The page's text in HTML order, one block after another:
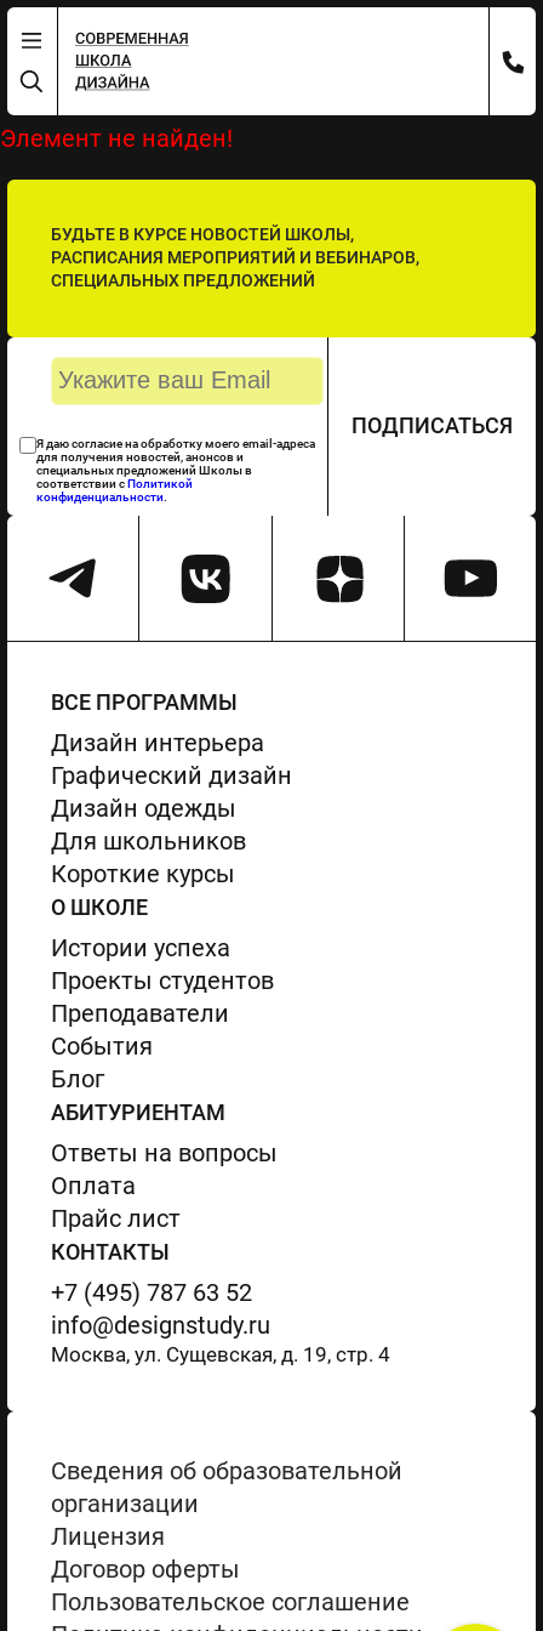
Элемент не найден!
БУДЬТЕ В КУРСЕ НОВОСТЕЙ ШКОЛЫ,
РАСПИСАНИЯ МЕРОПРИЯТИЙ И ВЕБИНАРОВ,
СПЕЦИАЛЬНЫХ ПРЕДЛОЖЕНИЙ
Я даю согласие на обработку моего email-адреса
для получения новостей, анонсов и
специальных предложений Школы в
соответствии с Политикой
конфиденциальности.
ПОДПИСАТЬСЯ
ВСЕ ПРОГРАММЫ
Дизайн интерьера
Графический дизайн
Дизайн одежды
Для школьников
Короткие курсы
О ШКОЛЕ
Истории успеха
Проекты студентов
Преподаватели
События
Блог
АБИТУРИЕНТАМ
Ответы на вопросы
Оплата
Прайс лист
КОНТАКТЫ
+7 (495) 787 63 52
info@designstudy.ru
Москва, ул. Сущевская, д. 19, стр. 4
Сведения об образовательной
организации
Лицензия
Договор оферты
Пользовательское соглашение